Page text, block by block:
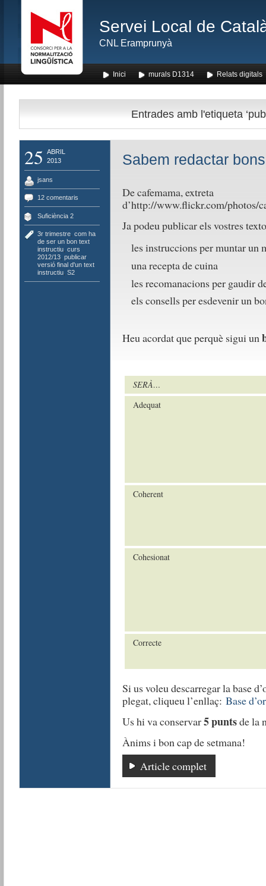
Servei Local de
CNL Eramprunyà
Inici murals D1314 Relats digitals
Entrades amb l'etiqueta
25
ABRIL
2013
jsans
12 comentaris
Suficiència 2
3r trimestre, com ha
de ser un bon text
instructiu, curs
2012/13, publicar
versió final d'un text
instructiu, S2
Sabem redactar
De cafemama, extreta
d’http://www.flickr.com/photos/
Ja podeu publicar els vostres
les instruccions per muntar un
una recepta de cuina
les recomanacions per gaudir
els consells per esdevenir un
Heu acordat que perquè sigui un
SERÀ…
Adequat
Coherent
Cohesionat
Correcte
Si us voleu descarregar la base
plegat, cliqueu l’enllaç: Base
Us hi va conservar5 puntsde la
Ànims i bon cap de setmana!
Article complet